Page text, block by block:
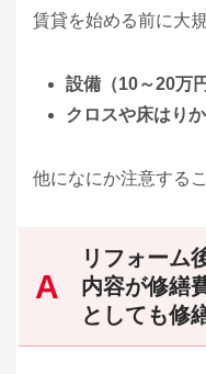
賃貸を始める前に大
設備（10～20万
クロスや床はり
他になにか注意する
リフォーム
内容が修繕
としても修